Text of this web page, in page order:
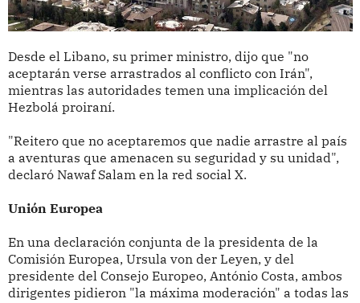
Desde el Libano, su primer ministro, dijo que "no
aceptarán verse arrastrados al conflicto con Irán",
mientras las autoridades temen una implicación del
Hezbolá proiraní.
"Reitero que no aceptaremos que nadie arrastre al país
a aventuras que amenacen su seguridad y su unidad",
declaró Nawaf Salam en la red social X.
Unión Europea
En una declaración conjunta de la presidenta de la
Comisión Europea, Ursula von der Leyen, y del
presidente del Consejo Europeo, António Costa, ambos
dirigentes pidieron "la máxima moderación" a todas las